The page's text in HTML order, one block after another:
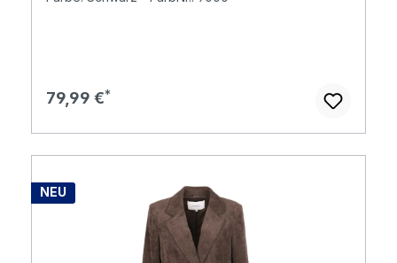
Regulärer Preis:
79,99 €
NEU